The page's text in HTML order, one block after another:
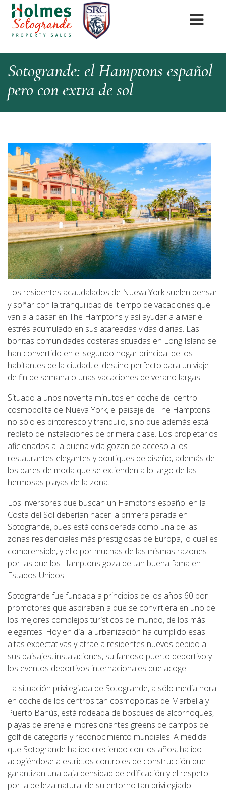
Sotogrande: el Hamptons español
pero con extra de sol
Los residentes acaudalados de Nueva York suelen pensar
y soñar con la tranquilidad del tiempo de vacaciones que
van a a pasar en The Hamptons y así ayudar a aliviar el
estrés acumulado en sus atareadas vidas diarias. Las
bonitas comunidades costeras situadas en Long Island se
han convertido en el segundo hogar principal de los
habitantes de la ciudad, el destino perfecto para un viaje
de fin de semana o unas vacaciones de verano largas.
Situado a unos noventa minutos en coche del centro
cosmopolita de Nueva York, el paisaje de The Hamptons
no sólo es pintoresco y tranquilo, sino que además está
repleto de instalaciones de primera clase. Los propietarios
aficionados a la buena vida gozan de acceso a los
restaurantes elegantes y boutiques de diseño, además de
los bares de moda que se extienden a lo largo de las
hermosas playas de la zona.
Los inversores que buscan un Hamptons español en la
Costa del Sol deberían hacer la primera parada en
Sotogrande, pues está considerada como una de las
zonas residenciales más prestigiosas de Europa, lo cual es
comprensible, y ello por muchas de las mismas razones
por las que los Hamptons goza de tan buena fama en
Estados Unidos.
Sotogrande fue fundada a principios de los años 60 por
promotores que aspiraban a que se convirtiera en uno de
los mejores complejos turísticos del mundo, de los más
elegantes. Hoy en día la urbanización ha cumplido esas
altas expectativas y atrae a residentes nuevos debido a
sus paisajes, instalaciones, su famoso puerto deportivo y
los eventos deportivos internacionales que acoge.
La situación privilegiada de Sotogrande, a sólo media hora
en coche de los centros tan cosmopolitas de Marbella y
Puerto Banús, está rodeada de bosques de alcornoques,
playas de arena e impresionantes greens de campos de
golf de categoría y reconocimiento mundiales. A medida
que Sotogrande ha ido creciendo con los años, ha ido
acogiéndose a estrictos controles de construcción que
garantizan una baja densidad de edificación y el respeto
por la belleza natural de su entorno tan privilegiado.